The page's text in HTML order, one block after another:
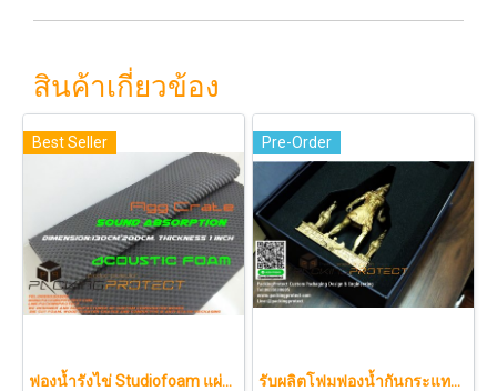
สินค้าเกี่ยวข้อง
Best Seller
ฟองน้ำรังไข่ Studiofoam แผ่นซับเสียงห้อง แผ่นซับเสียงรังไข่ แผ่นซับเสียงรังไข่ Acoustic foam สีเทาดำขนาดใหญ่ 125*200ซม.หนา1นิ้วราคา290บาท
Pre-Order
รับผลิตโฟมฟองน้ำกันกระแทกรับออกแบบบรรจุภัณฑ์โมเดล art toy ต่างๆ